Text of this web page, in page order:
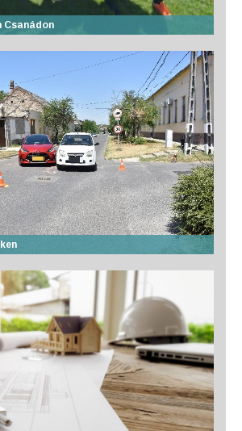
Csanádon